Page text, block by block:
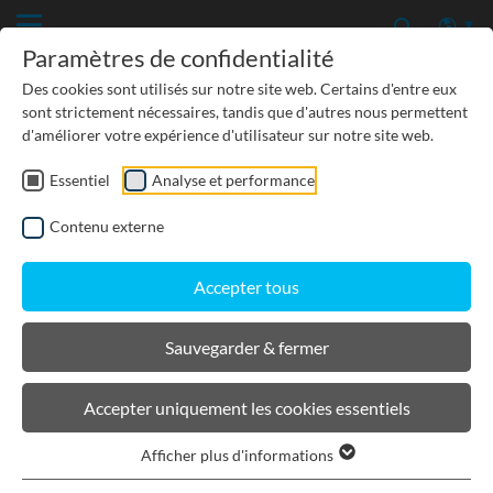
TP-GÉNIE CIVIL
PROTECTION DES EAUX SOUTERRAINES
URBANISME, PAYSAGISME
BIRCOlight® avec feuillures en
fonte
Paramètres de confidentialité
Des cookies sont utilisés sur notre site web. Certains d'entre eux
sont strictement nécessaires, tandis que d'autres nous permettent
d'améliorer votre expérience d'utilisateur sur notre site web.
Essentiel Analyse et performance
Contenu externe
Accepter tous
Sauvegarder & fermer
Accepter uniquement les cookies essentiels
Afficher plus d'informations